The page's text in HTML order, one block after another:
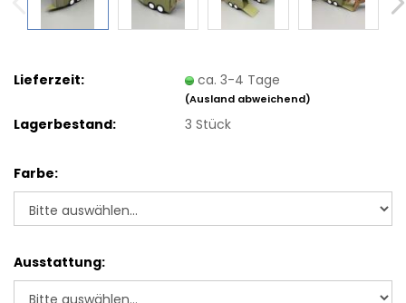
Lieferzeit: ca. 3-4 Tage
(Ausland abweichend)
Lagerbestand: 3Stück
Farbe:
Ausstattung: